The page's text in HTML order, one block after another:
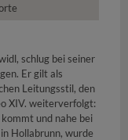
schlug bei seiner
Er gilt als
Leitungsstil, den
XIV. weiterverfolgt:
und nahe bei
Hollabrunn, wurde